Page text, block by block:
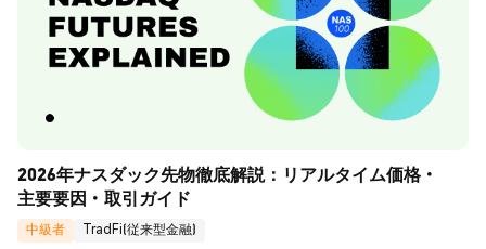
2026年ナスダック先物徹底解説：リアルタイム価格・
主要要因・取引ガイド
中級者
TradFi(従来型金融)